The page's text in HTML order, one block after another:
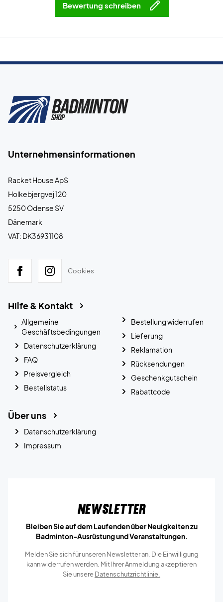
Bewertung schreiben
Unternehmensinformationen
Racket House ApS
Holkebjergvej 120
5250 Odense SV
Dänemark
VAT: DK36931108
Cookies
Hilfe & Kontakt
Allgemeine
Geschäftsbedingungen
Datenschutzerklärung
FAQ
Preisvergleich
Bestellstatus
Bestellung widerrufen
Lieferung
Reklamation
Rücksendungen
Geschenkgutschein
Rabattcode
Über uns
Datenschutzerklärung
Impressum
Newsletter
Bleiben Sie auf dem Laufenden über Neuigkeiten zu
Badminton-Ausrüstung und Veranstaltungen.
Melden Sie sich für unseren Newsletter an. Die Einwilligung
kann widerrufen werden. Mit Ihrer Anmeldung akzeptieren
Sie unsereDatenschutzrichtlinie.